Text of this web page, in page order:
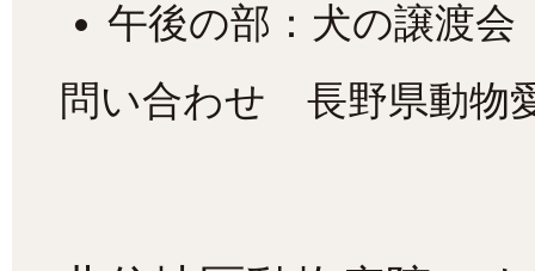
午後の部：犬の譲渡会
問い合わせ 長野県動物